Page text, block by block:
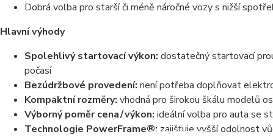
Dobrá volba pro starší či méně náročné vozy s nižší
Hlavní výhody
Spolehlivý startovací výkon: dostatečný startovací
počasí
Bezúdržbové provedení: není potřeba doplňovat
Kompaktní rozměry: vhodná pro širokou škálu modelů
Výborný poměr cena / výkon: ideální volba pro auta se
Technologie PowerFrame®: zajišťuje vyšší odolnost